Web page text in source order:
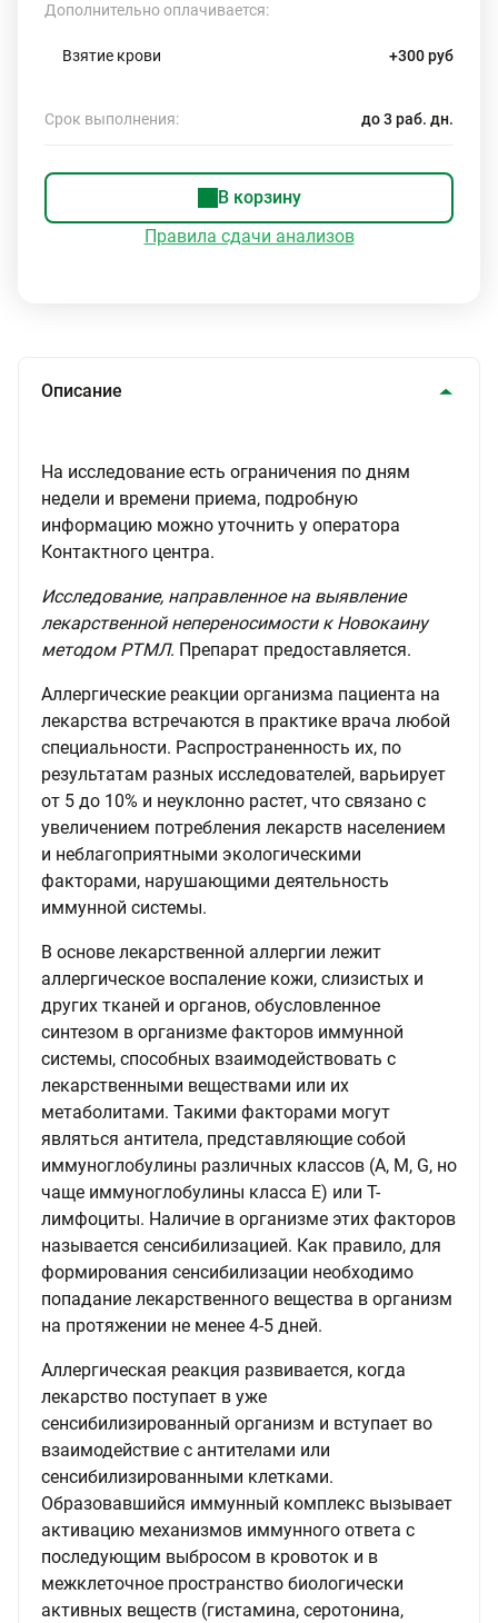
Дополнительно оплачивается:
Взятие крови +300 руб
Срок выполнения: до 3 раб. дн.
В корзину
Правила сдачи анализов
Описание
На исследование есть ограничения по дням
недели и времени приема, подробную
информацию можно уточнить у оператора
Контактного центра.
Исследование, направленное на выявление
лекарственной непереносимости к Новокаину
методом РТМЛ. Препарат предоставляется.
Аллергические реакции организма пациента на
лекарства встречаются в практике врача любой
специальности. Распространенность их, по
результатам разных исследователей, варьирует
от 5 до 10% и неуклонно растет, что связано с
увеличением потребления лекарств населением
и неблагоприятными экологическими
факторами, нарушающими деятельность
иммунной системы.
В основе лекарственной аллергии лежит
аллергическое воспаление кожи, слизистых и
других тканей и органов, обусловленное
синтезом в организме факторов иммунной
системы, способных взаимодействовать с
лекарственными веществами или их
метаболитами. Такими факторами могут
являться антитела, представляющие собой
иммуноглобулины различных классов (А, М, G, но
чаще иммуноглобулины класса Е) или Т-
лимфоциты. Наличие в организме этих факторов
называется сенсибилизацией. Как правило, для
формирования сенсибилизации необходимо
попадание лекарственного вещества в организм
на протяжении не менее 4-5 дней.
Аллергическая реакция развивается, когда
лекарство поступает в уже
сенсибилизированный организм и вступает во
взаимодействие с антителами или
сенсибилизированными клетками.
Образовавшийся иммунный комплекс вызывает
активацию механизмов иммунного ответа с
последующим выбросом в кровоток и в
межклеточное пространство биологически
активных веществ (гистамина, серотонина,